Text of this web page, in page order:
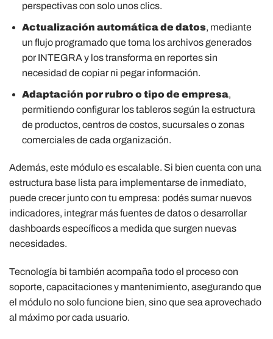
perspectivas con solo unos clics.
Actualización automática de datos, mediante
un flujo programado que toma los archivos generados
por INTEGRA y los transforma en reportes sin
necesidad de copiar ni pegar información.
Adaptación por rubro o tipo de empresa,
permitiendo configurar los tableros según la estructura
de productos, centros de costos, sucursales o zonas
comerciales de cada organización.
Además, este módulo es escalable. Si bien cuenta con una
estructura base lista para implementarse de inmediato,
puede crecer junto con tu empresa: podés sumar nuevos
indicadores, integrar más fuentes de datos o desarrollar
dashboards específicos a medida que surgen nuevas
necesidades.
Tecnología bi también acompaña todo el proceso con
soporte, capacitaciones y mantenimiento, asegurando que
el módulo no solo funcione bien, sino que sea aprovechado
al máximo por cada usuario.